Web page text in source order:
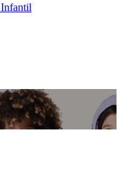
Infantil